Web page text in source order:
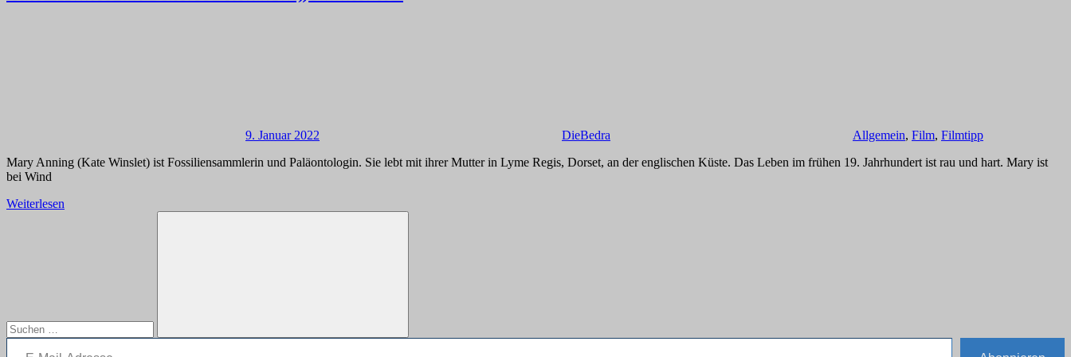
9. Januar 2022 DieBedra Allgemein, Film, Filmtipp
Mary Anning (Kate Winslet) ist Fossiliensammlerin und Paläontologin. Sie lebt mit ihrer Mutter in Lyme Regis, Dorset, an der englischen Küste. Das Leben im frühen 19. Jahrhundert ist rau und hart. Mary ist
bei Wind
Weiterlesen
Suchen
E-Mail-Adresse